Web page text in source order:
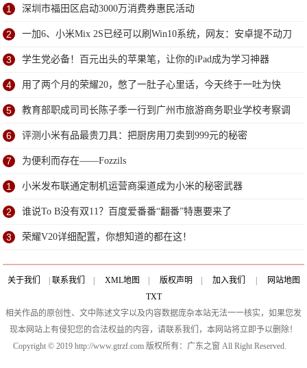
1 深圳市福田区启动3000万消费券惠民活动
2 一加6、小米Mix 2S已经可以刷Win10系统，网友：安卓提不动刀
了？
3 学生党必备！百元出头的苹果笔，让你的iPad成为学习神器
4 用了两个月的荣耀20，憋了一肚子心里话，今天终于一吐为快
5 教育部职成司司长陈子季一行到广州市旅游商务职业学校考察调
研
6 评测小米有品最贵刀具：把厨房用刀卖到999元的秘密
7 为便利而存在——Fozzils
1 小米发布联通定制机运营商渠道成为小米的秘密武器
2 谁说To B没有双11？百度爱番番“翻番”特惠要来了
3 荣耀V20详细配置，你想知道的都在这！
关于我们 联系我们 XML地图 版权声明 加入我们
网站地图
TXT
相关作品的原创性、文中陈述文字以及内容数据庞杂本站无法一一核实，如果您发
现本网站上有侵犯您的合法权益的内容，请联系我们，本网站将立即予以删除！
Copyright © 2019 http://www.gtrzf.com 版权所有：广东之窗 All Right Reserved.